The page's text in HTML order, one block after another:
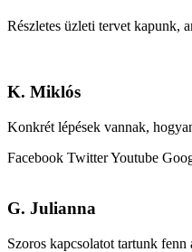
Részletes üzleti tervet kapunk,
K. Miklós
Konkrét lépések vannak,
Facebook TwitterYoutube
G. Julianna
Szoros kapcsolatot tartunk